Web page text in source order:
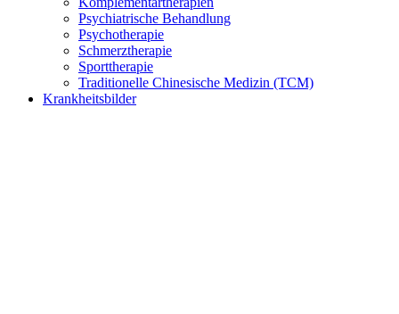
Psychiatrische Behandlung
Psychotherapie
Schmerztherapie
Sporttherapie
Traditionelle Chinesische Medizin (TCM)
Krankheitsbilder